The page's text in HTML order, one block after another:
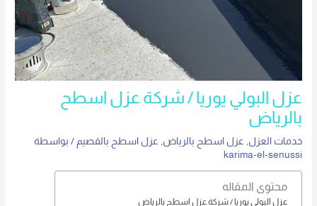
عزل البولي يوريا / شركة عزل اسطح
بالرياض
خدمات العزل عزل اسطح بالرياض عزل اسطح بالقصيم / بواسطة
karima-el-senussi
محتوى المقاله
عزل البولي يوريا / شركة عزل اسطح بالرياض